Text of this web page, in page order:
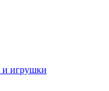
и игрушки